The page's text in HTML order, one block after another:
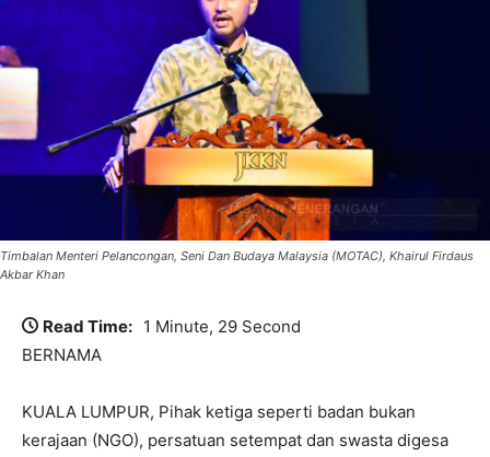
Timbalan Menteri Pelancongan, Seni Dan Budaya Malaysia (MOTAC), Khairul Firdaus
Akbar Khan
Read Time: 1 Minute, 29 Second
BERNAMA
KUALA LUMPUR, Pihak ketiga seperti badan bukan
kerajaan (NGO), persatuan setempat dan swasta digesa